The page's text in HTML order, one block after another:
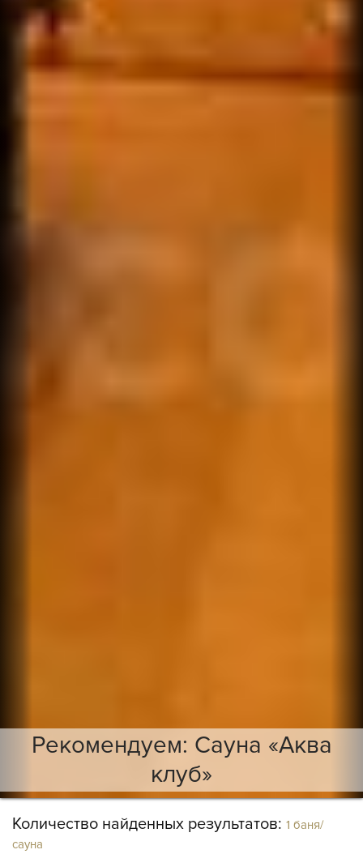
Рекомендуем: Сауна «Аква
клуб»
Количество найденных результатов: 1 баня/
сауна